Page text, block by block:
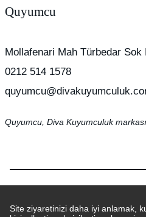
Quyumcu
Mollafenari Mah Türbedar
0212 514 1578
Quyumcu, Diva Kuyumculuk